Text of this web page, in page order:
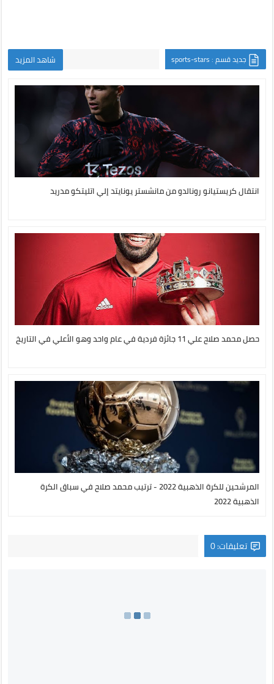
جديد قسم : sports-stars شاهد المزيد
انتقال كريستيانو رونالدو من مانشستر يونايتد إلي اتليتكو مدريد
حصل محمد صلاح علي 11 جائزة فردية في عام واحد وهو الأعلي في التاريخ
المرشحين للكرة الذهبية 2022 - ترتيب محمد صلاح في سباق الكرة
الذهبية 2022
تعليقات: 0